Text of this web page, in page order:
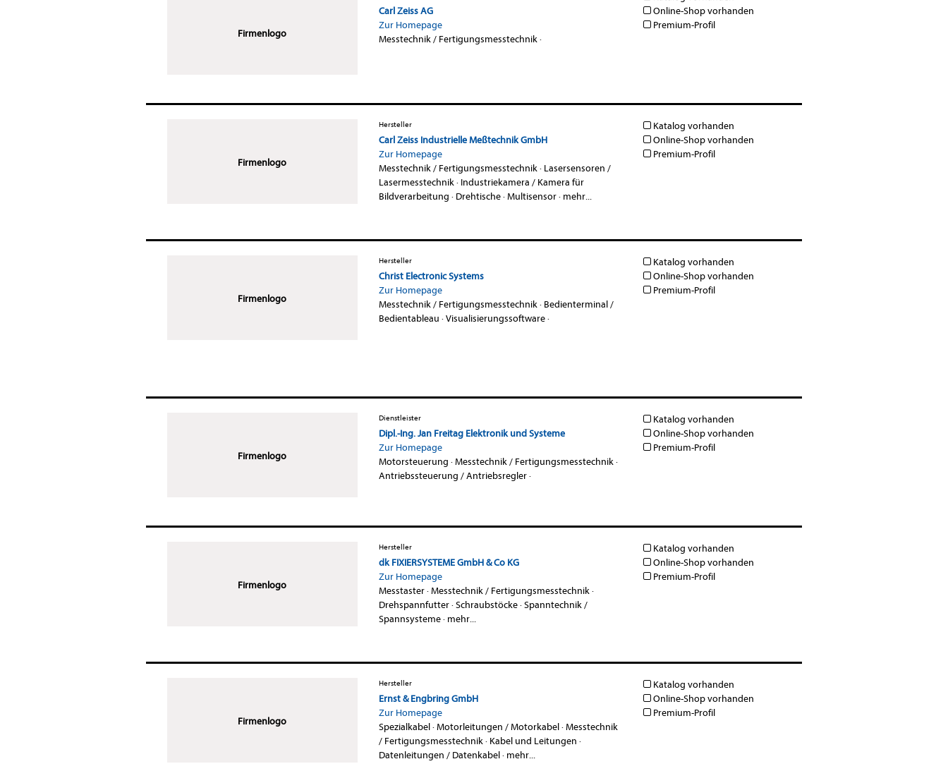
Firmenlogo
Carl Zeiss AG
Zur Homepage
Messtechnik / Fertigungsmesstechnik·
Online-Shop vorhanden
Premium-Profil
Firmenlogo
Hersteller
Carl Zeiss Industrielle Meßtechnik GmbH
Zur Homepage
Messtechnik / Fertigungsmesstechnik· Lasersensoren /
Lasermesstechnik· Industriekamera / Kamera für
Bildverarbeitung · Drehtische·Multisensor· mehr...
Katalog vorhanden
Online-Shop vorhanden
Premium-Profil
Firmenlogo
Hersteller
Christ Electronic Systems
Zur Homepage
Messtechnik / Fertigungsmesstechnik· Bedienterminal /
Bedientableau ·Visualisierungssoftware·
Katalog vorhanden
Online-Shop vorhanden
Premium-Profil
Firmenlogo
Dienstleister
Dipl.-Ing. Jan Freitag Elektronik und Systeme
Zur Homepage
Motorsteuerung ·Messtechnik / Fertigungsmesstechnik·
Antriebssteuerung / Antriebsregler·
Katalog vorhanden
Online-Shop vorhanden
Premium-Profil
Firmenlogo
Hersteller
dk FIXIERSYSTEME GmbH & Co KG
Zur Homepage
Messtaster·Messtechnik / Fertigungsmesstechnik·
Drehspannfutter·Schraubstöcke·Spanntechnik /
Spannsysteme· mehr...
Katalog vorhanden
Online-Shop vorhanden
Premium-Profil
Firmenlogo
Hersteller
Ernst & Engbring GmbH
Zur Homepage
Spezialkabel·Motorleitungen / Motorkabel·Messtechnik
/ Fertigungsmesstechnik· Kabel und Leitungen ·
Datenleitungen / Datenkabel· mehr...
Katalog vorhanden
Online-Shop vorhanden
Premium-Profil